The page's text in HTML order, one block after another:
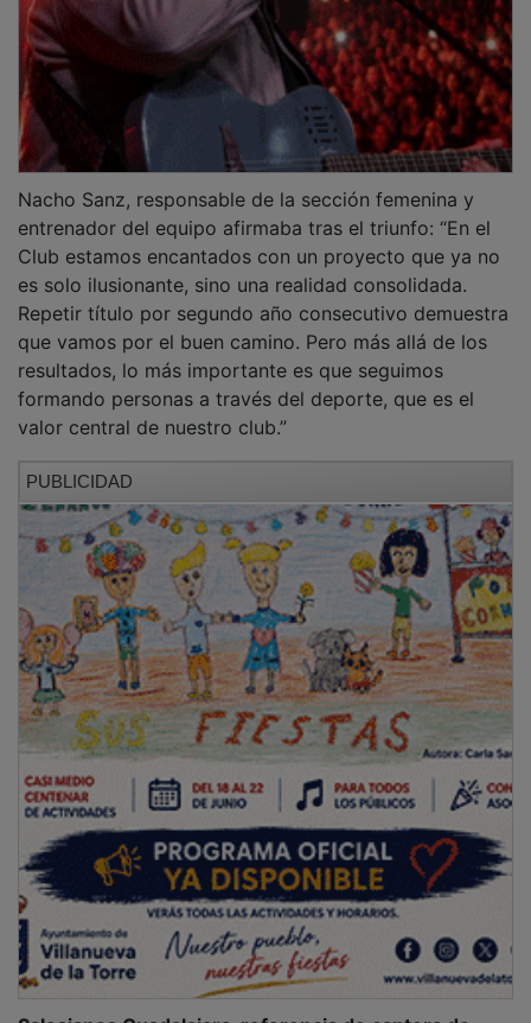
entrenador del equipo afirmaba tras el triunfo: “En el
Club estamos encantados con un proyecto que ya no
es solo ilusionante, sino una realidad consolidada.
Repetir título por segundo año consecutivo demuestra
que vamos por el buen camino. Pero más allá de los
resultados, lo más importante es que seguimos
formando personas a través del deporte, que es el
valor central de nuestro club.”